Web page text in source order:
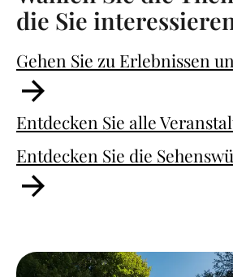
die Sie
Gehen Sie zu Erlebnissen
Entdecken Sie alle
Entdecken Sie die